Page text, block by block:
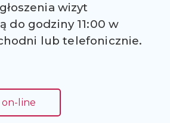
wizyt
do godziny 11:00 w
lub telefonicznie.
on-line